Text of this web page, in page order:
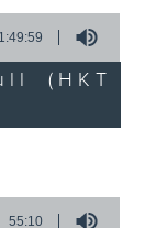
SUITE
OP.20
VIOLIN
STYLE
1:49:59
(HKT
55:10